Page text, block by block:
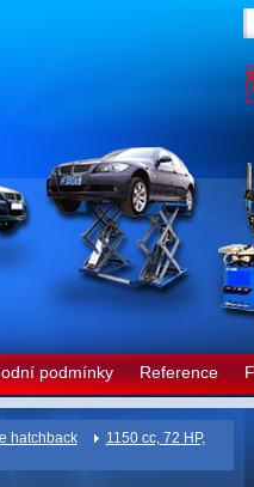
podmínky Reference
hatchback
1150 cc, 72 HP,